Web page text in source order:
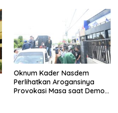
Oknum Kader Nasdem
Perlihatkan Arogansinya
Provokasi Masa saat Demo